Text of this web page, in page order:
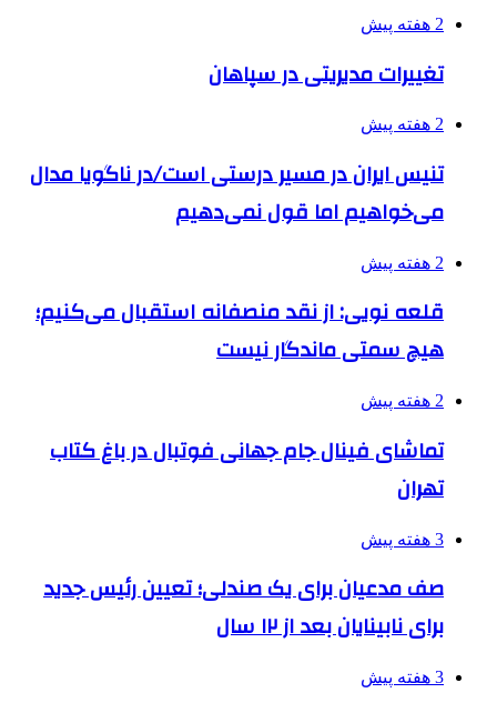
2 هفته پیش
تغییرات مدیریتی در سپاهان
2 هفته پیش
تنیس ایران در مسیر درستی است/در ناگویا مدال
می‌خواهیم اما قول نمی‌دهیم
2 هفته پیش
قلعه نویی: از نقد منصفانه استقبال می‌کنیم؛
هیچ سمتی ماندگار نیست
2 هفته پیش
تماشای فینال جام جهانی فوتبال در باغ کتاب
تهران
3 هفته پیش
صف مدعیان برای یک صندلی؛ تعیین رئیس جدید
برای نابینایان بعد از ۱۲ سال
3 هفته پیش